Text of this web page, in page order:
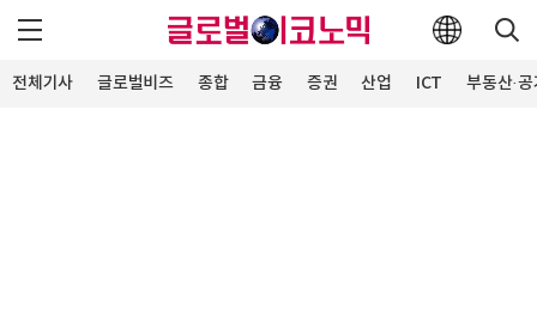
전체기사 글로벌비즈 종합 금융 증권 산업 ICT 부동산·